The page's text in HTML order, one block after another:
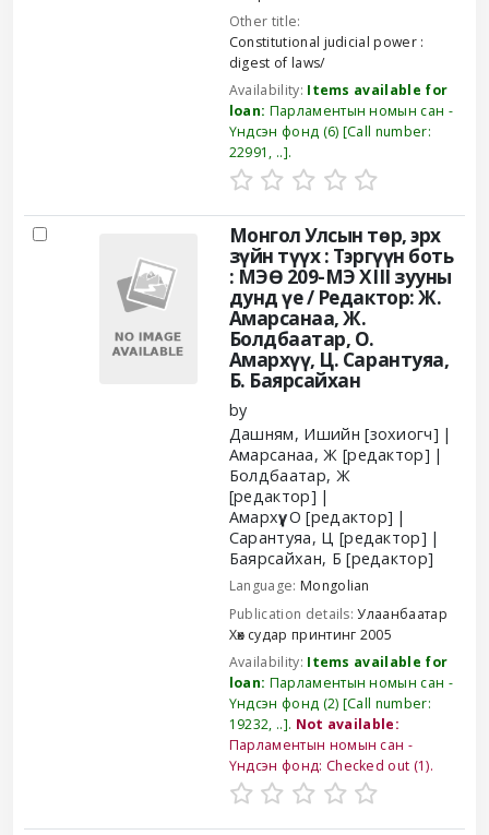
Other title:
Constitutional judicial power :
digest of laws/
Availability: Items available for
loan: Парламентын номын сан -
Үндсэн фонд (6) Call number:
22991, .. .
Монгол Улсын төр, эрх
зүйн түүх : Тэргүүн боть
: МЭӨ 209-МЭ ХIII зууны
дунд үе / Редактор: Ж.
Амарсанаа, Ж.
Болдбаатар, О.
Амархүү, Ц. Сарантуяа,
Б. Баярсайхан
by
Дашням, Ишийн [зохиогч]
Амарсанаа, Ж [редактор]
Болдбаатар, Ж
[редактор]
Амархүү, О [редактор]
Сарантуяа, Ц [редактор]
Баярсайхан, Б [редактор]
Language: Mongolian
Publication details:Улаанбаатар
Хөх судар принтинг 2005
Availability: Items available for
loan: Парламентын номын сан -
Үндсэн фонд (2) Call number:
19232, .. . Not available:
Парламентын номын сан -
Үндсэн фонд: Checked out (1).